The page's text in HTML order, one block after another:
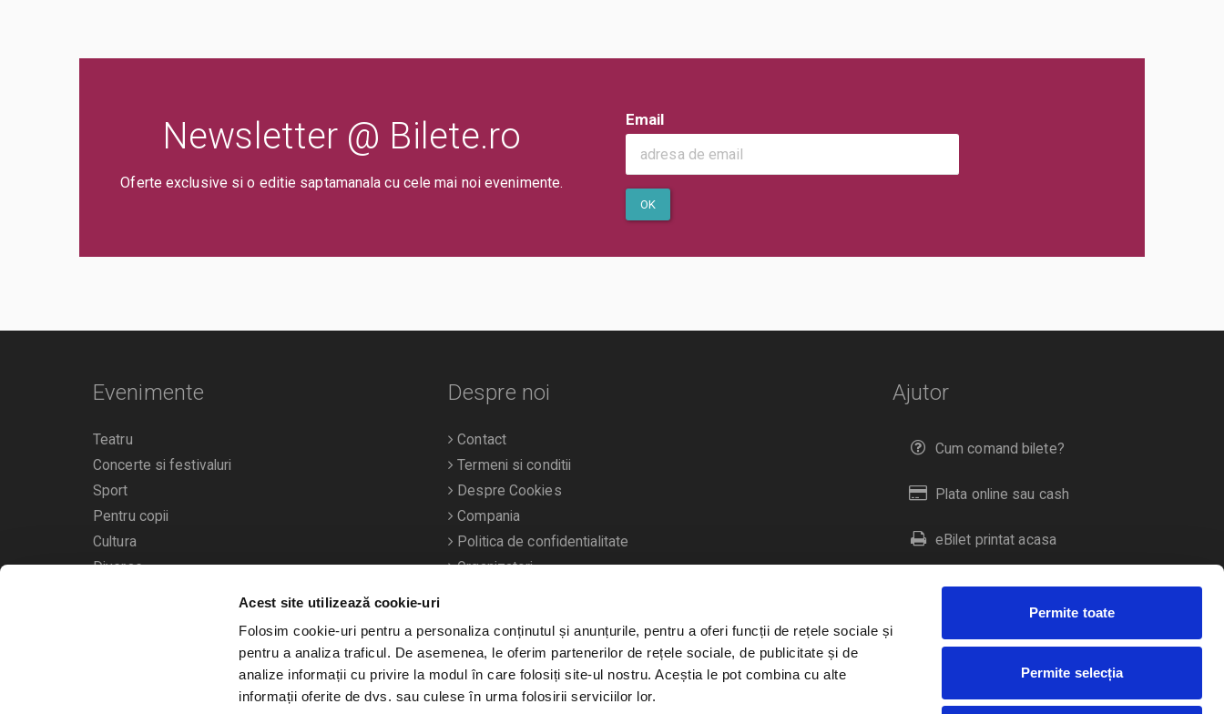
Acest site utilizează cookie-uri
Folosim cookie-uri pentru a personaliza conținutul și anunțurile, pentru a oferi funcții de rețele sociale și
pentru a analiza traficul. De asemenea, le oferim partenerilor de rețele sociale, de publicitate și de
analize informații cu privire la modul în care folosiți site-ul nostru. Aceștia le pot combina cu alte
informații oferite de dvs. sau culese în urma folosirii serviciilor lor.
Permite toate
Permite selecția
Newsletter @ Bilete.ro
Oferte exclusive si o editie saptamanala cu cele mai noi evenimente.
Email
OK
Ajutor
Cum comand bilete?
Plata online sau cash
eBilet printat acasa
Livrare prin curier
Duplicare bilete
Evenimente
Teatru
Concerte si festivaluri
Sport
Pentru copii
Cultura
Diverse
Calendarul evenimentelor
Despre noi
Contact
Termeni si conditii
Despre Cookies
Compania
Politica de confidentialitate
Organizatori